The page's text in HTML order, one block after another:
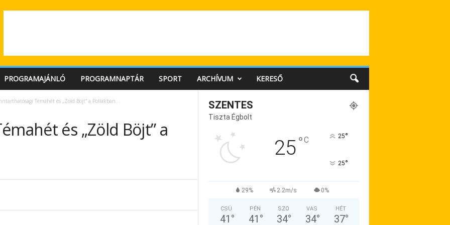
PROGRAMAJÁNLÓ PROGRAMNAPTÁR SPORT ARCHÍVUM KERESŐ
Témahét és „Zöld Böjt” a Pollákban…
és „Zöld Böjt” a
SZENTES
Tiszta Égbolt
25°C 25°
25°
29% 2.2m/s 0%
CSÜ
41 °
PÉN
41 °
SZO
34°
VAS
34°
HÉT
37°